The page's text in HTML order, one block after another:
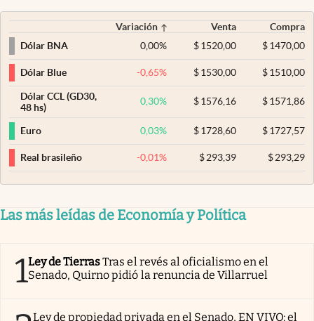
Variación Venta
Compra
Dólar BNA
0,00% $ 1520,00 $1470,00
Dólar Blue -0,65% $ 1530,00 $1510,00
Dólar CCL (GD30,
48 hs)
0,30% $ 1576,16 $1571,86
Euro 0,03% $ 1728,60 $1727,57
Real brasileño -0,01% $ 293,39 $293,29
Las más leídas de Economía y Política
1Ley de TierrasTras el revés al oficialismo en el
Senado, Quirno pidió la renuncia de Villarruel
Ley de propiedad privada en el Senado, EN VIVO: el